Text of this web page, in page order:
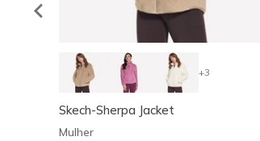
+3
Skech-Sherpa Jacket
Mulher